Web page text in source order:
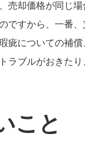
売却価格が同じ
ですから、一番
疵についての補
ラブルがおきた
こと